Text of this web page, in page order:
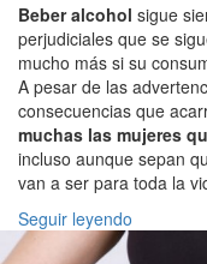
Beber alcohol sigue
perjudiciales que se
mucho más si su
A pesar de las
consecuencias que
muchas las mujeres
incluso aunque sepan
van a ser para toda la
Seguir leyendo